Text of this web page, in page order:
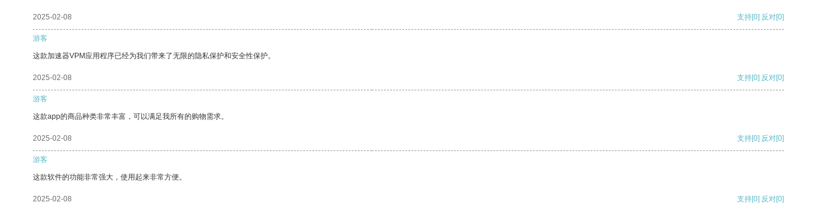
2025-02-08 支持[0] 反对[0]
游客
这款加速器VPM应用程序已经为我们带来了无限的隐私保护和安全性保护。
2025-02-08 支持[0] 反对[0]
游客
这款app的商品种类非常丰富，可以满足我所有的购物需求。
2025-02-08 支持[0] 反对[0]
游客
这款软件的功能非常强大，使用起来非常方便。
2025-02-08 支持[0] 反对[0]